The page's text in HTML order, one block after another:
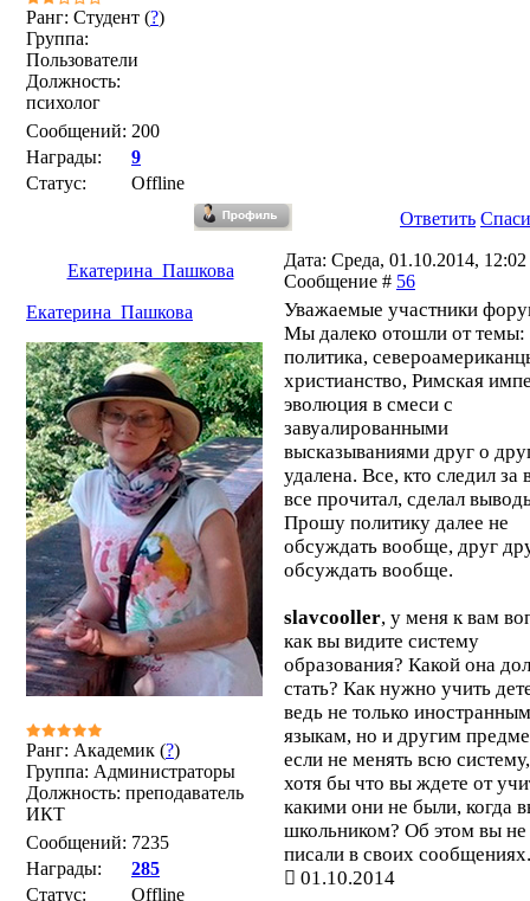
Ранг: Студент (?)
Группа:
Пользователи
Должность:
психолог
Сообщений: 200
Награды:
9
Статус:
Offline
Ответить
Екатерина_Пашкова
Дата: Среда, 01.10.2014, 12:02
Сообщение # 56
Екатерина_Пашкова
Ранг: Академик (?)
Группа: Администраторы
Должность: преподаватель
ИКТ
Сообщений: 7235
Награды:
285
Статус:
Offline
Уважаемые участники
Мы далеко отошли от темы:
политика,
христианство, Римская
эволюция в смеси с
завуалированными
высказываниями друг о
удалена. Все, кто следил за
все прочитал, сделал
Прошу политику далее не
обсуждать вообще, друг
обсуждать вообще.
slavcooller, у меня к вам
как вы видите систему
образования? Какой она
стать? Как нужно учить
ведь не только иностранным
языкам, но и другим
если не менять всю
хотя бы что вы ждете от
какими они не были, когда
школьником? Об этом вы не
писали в своих сообщениях.
01.10.2014